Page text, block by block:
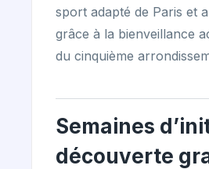
sport adapté de Paris et
grâce à la bienveillance
du cinquième
Semaines
découverte